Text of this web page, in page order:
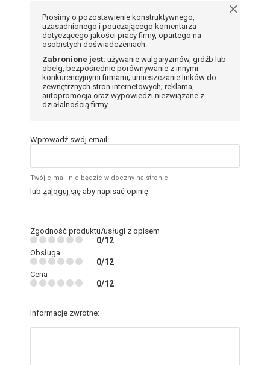
Prosimy o pozostawienie konstruktywnego,
uzasadnionego i pouczającego komentarza
dotyczącego jakości pracy firmy, opartego na
osobistych doświadczeniach.
Zabronione jest: używanie wulgaryzmów, gróźb lub
obelg; bezpośrednie porównywanie z innymi
konkurencyjnymi firmami; umieszczanie linków do
zewnętrznych stron internetowych; reklama,
autopromocja oraz wypowiedzi niezwiązane z
działalnością firmy.
Wprowadź swój email:
Twój e-mail nie będzie widoczny na stronie
lub zaloguj się aby napisać opinię
Zgodność produktu/usługi z opisem
0/12
Obsługa
0/12
Cena
0/12
Informacje zwrotne: